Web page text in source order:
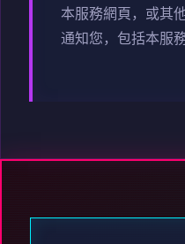
本服務網頁，或其
通知您，包括本服